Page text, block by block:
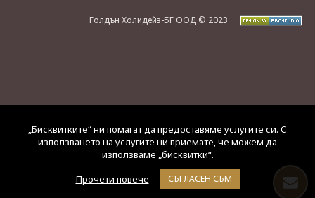
Голдън Холидейз-БГ ООД © 2023
„Бисквитките“ ни помагат да предоставяме услугите си. С
използването на услугите ни приемате, че можем да
използваме „бисквитки“.
Прочети повече
СЪГЛАСЕН СЪМ